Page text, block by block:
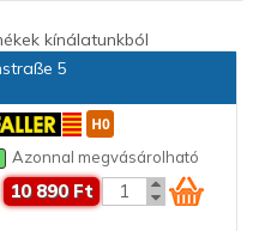
kínálatunkból
5
Azonnal megvásárolható
10 890 Ft